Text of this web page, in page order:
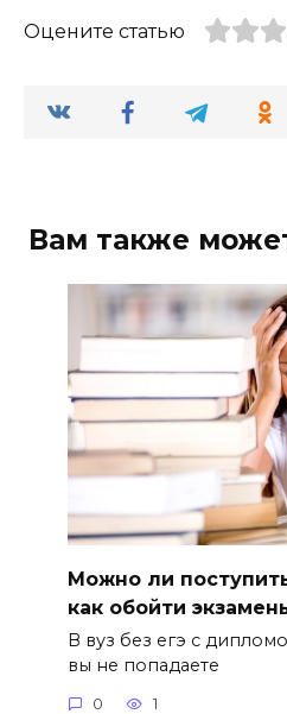
Оцените статью
Вам также
Можно ли
как обойти
В вуз без егэ с
вы не попадаете
0 1